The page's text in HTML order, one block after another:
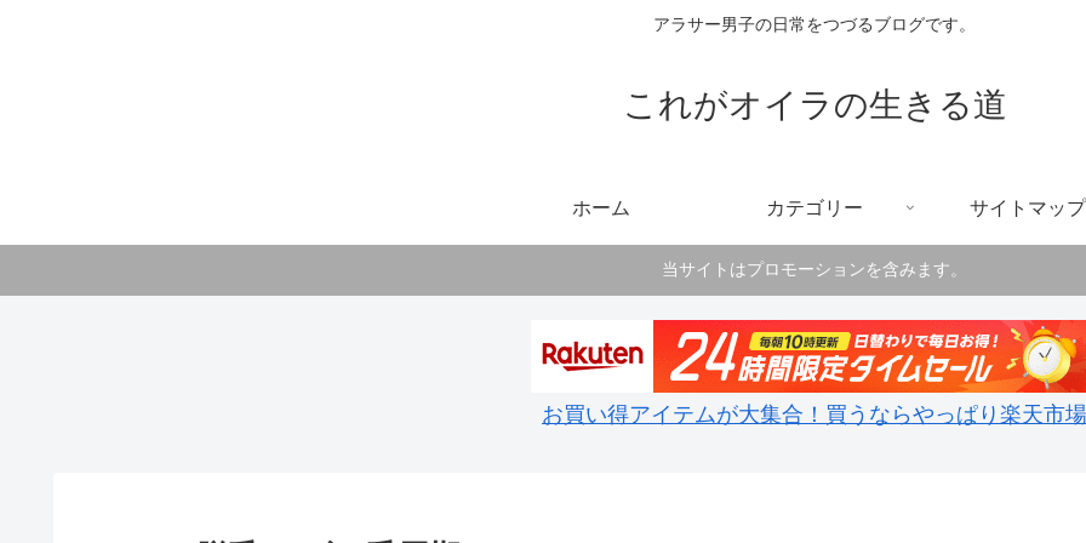
アラサー男子の日常をつづるブログです。
これがオイラの生きる道
ホーム カテゴリー サイトマップ
当サイトはプロモーションを含みます。
お買い得アイテムが大集合！買うならやっぱり楽天市場